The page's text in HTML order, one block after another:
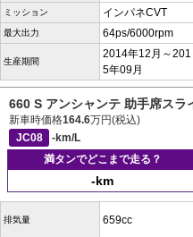
ミッション インパネCVT
最大出力 64ps/6000rpm
生産期間
2014年12月～201
5年09月
660 S アンシャンテ 助手席スラ
新車時価格164.6万円(税込)
JC08
-km/L
満タンでどこまで走る？
-km
排気量 659cc